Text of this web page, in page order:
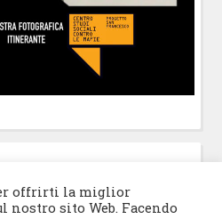
offrirti la miglior
nostro sito Web. Facendo